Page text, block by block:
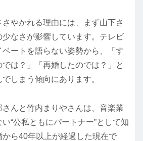
やかれる理由には、まず山下さ
少なさが影響しています。テレビ
ートを語らない姿勢から、「す
は？」「再婚したのでは？」と
しまう傾向にあります。
んと竹内まりやさんは、音楽業
“公私ともにパートナー”として知
から40年以上が経過した現在で